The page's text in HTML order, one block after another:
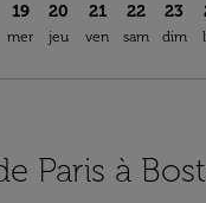
19
mer
20
jeu
21
ven
22
sam
23
dim
Paris à